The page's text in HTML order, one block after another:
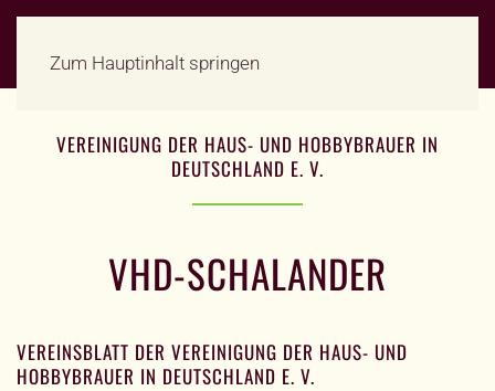
Zum Hauptinhalt springen
VEREINIGUNG DER HAUS- UND HOBBYBRAUER IN
DEUTSCHLAND E. V.
VHD-SCHALANDER
VEREINSBLATT DER VEREINIGUNG DER HAUS- UND
HOBBYBRAUER IN DEUTSCHLAND E. V.